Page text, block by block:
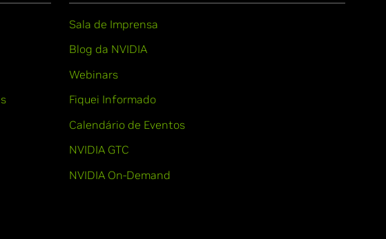
Sala de Imprensa
Blog da NVIDIA
Webinars
Fiquei Informado
Calendário de Eventos
NVIDIA GTC
NVIDIA On-Demand